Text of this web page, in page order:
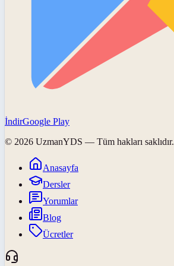
İndirGoogle Play
© 2026 UzmanYDS — Tüm hakları saklıdır.
Anasayfa
Dersler
Yorumlar
Blog
Ücretler